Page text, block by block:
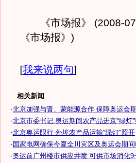
《市场报》 (2008-07-
《市场报》)
[我来说两句]
相关新闻
·北京加强与晋、蒙能源合作 保障奥运会期
·北京市委书记:奥运期间农产品进京"绿灯
·北京奥运限行 外埠农产品运输"绿灯"照开
·国家电网确保今夏全川灾区及奥运会期间
·奥运前广州楼市供应井喷 可供市场消化9